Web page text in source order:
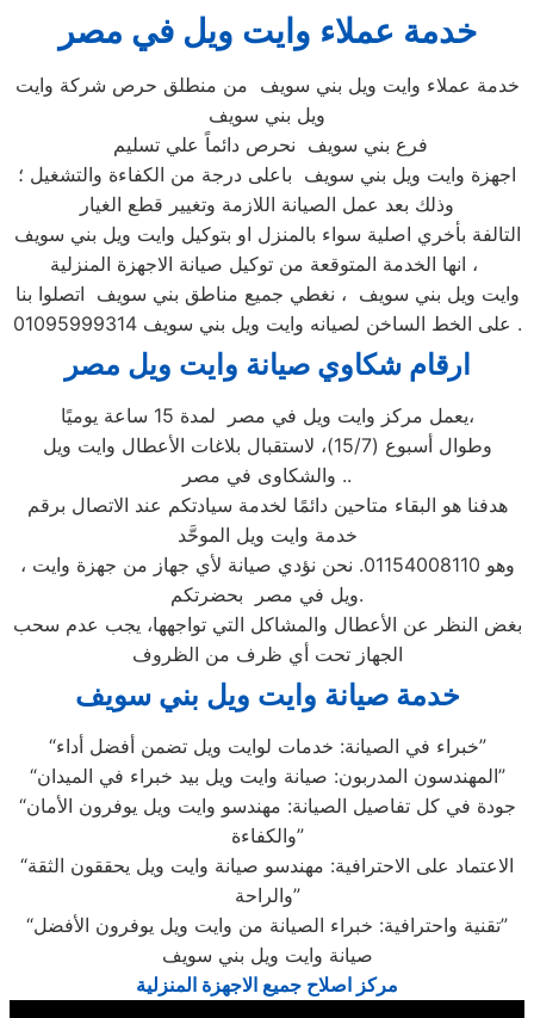
خدمة عملاء وايت ويل في مصر
خدمة عملاء وايت ويل بني سويف من منطلق حرص شركة وايت
ويل بني سويف
فرع بني سويف نحرص دائماً علي تسليم
اجهزة وايت ويل بني سويف باعلى درجة من الكفاءة والتشغيل ؛
وذلك بعد عمل الصيانة اللازمة وتغيير قطع الغيار
التالفة بأخري اصلية سواء بالمنزل او بتوكيل وايت ويل بني سويف
، انها الخدمة المتوقعة من توكيل صيانة الاجهزة المنزلية
وايت ويل بني سويف ، نغطي جميع مناطق بني سويف اتصلوا بنا
على الخط الساخن لصيانه وايت ويل بني سويف 01095999314 .
ارقام شكاوي صيانة وايت ويل مصر
يعمل مركز وايت ويل في مصر لمدة 15 ساعة يوميًا،
وطوال أسبوع (15/7)، لاستقبال بلاغات الأعطال وايت ويل
والشكاوى في مصر ..
هدفنا هو البقاء متاحين دائمًا لخدمة سيادتكم عند الاتصال برقم
خدمة وايت ويل الموحَّد
، وهو 01154008110. نحن نؤدي صيانة لأي جهاز من جهزة وايت
ويل في مصر بحضرتكم.
بغض النظر عن الأعطال والمشاكل التي تواجهها، يجب عدم سحب
الجهاز تحت أي ظرف من الظروف
خدمة صيانة وايت ويل بني سويف
“خبراء في الصيانة: خدمات لوايت ويل تضمن أفضل أداء”
“المهندسون المدربون: صيانة وايت ويل بيد خبراء في الميدان”
“جودة في كل تفاصيل الصيانة: مهندسو وايت ويل يوفرون الأمان
والكفاءة”
“الاعتماد على الاحترافية: مهندسو صيانة وايت ويل يحققون الثقة
والراحة”
“تقنية واحترافية: خبراء الصيانة من وايت ويل يوفرون الأفضل”
صيانة وايت ويل بني سويف
مركز اصلاح جميع الاجهزة المنزلية